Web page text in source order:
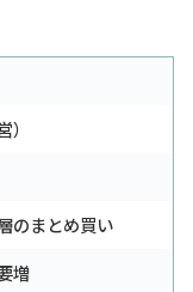
のまとめ買い
増